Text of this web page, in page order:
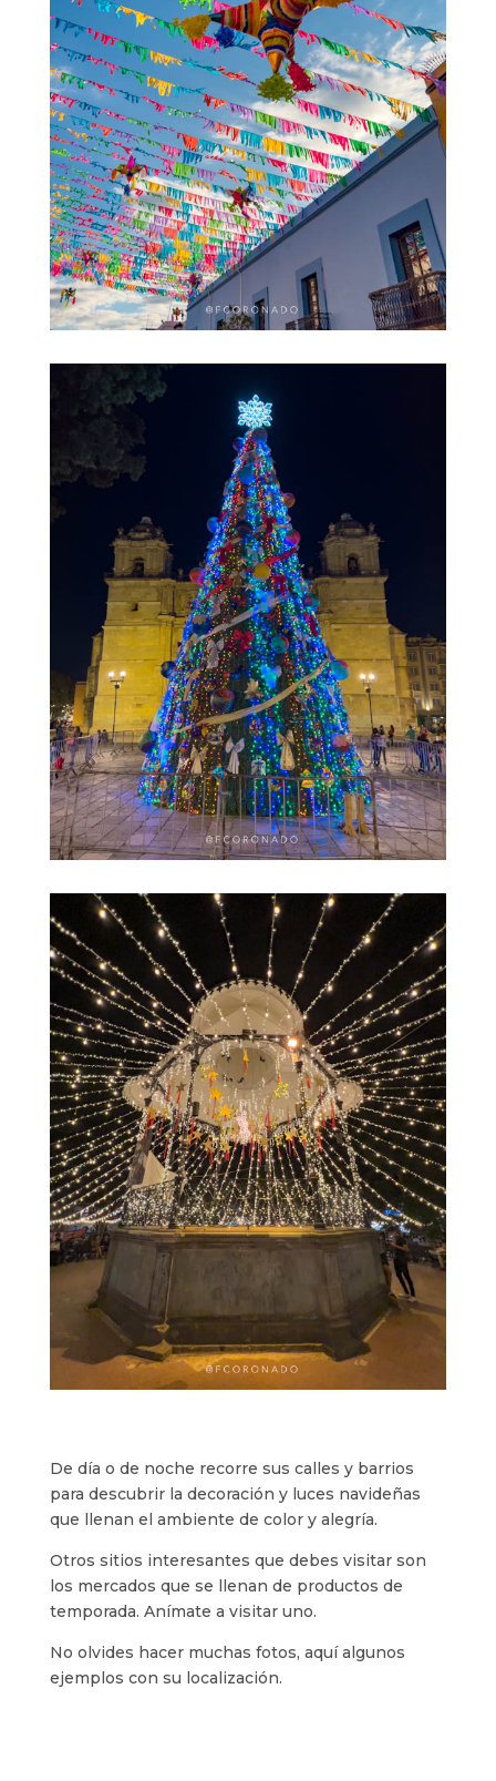
De día o de noche recorre sus calles y barrios
para descubrir la decoración y luces navideñas
que llenan el ambiente de color y alegría.
Otros sitios interesantes que debes visitar son
los mercados que se llenan de productos de
temporada. Anímate a visitar uno.
No olvides hacer muchas fotos, aquí algunos
ejemplos con su localización.